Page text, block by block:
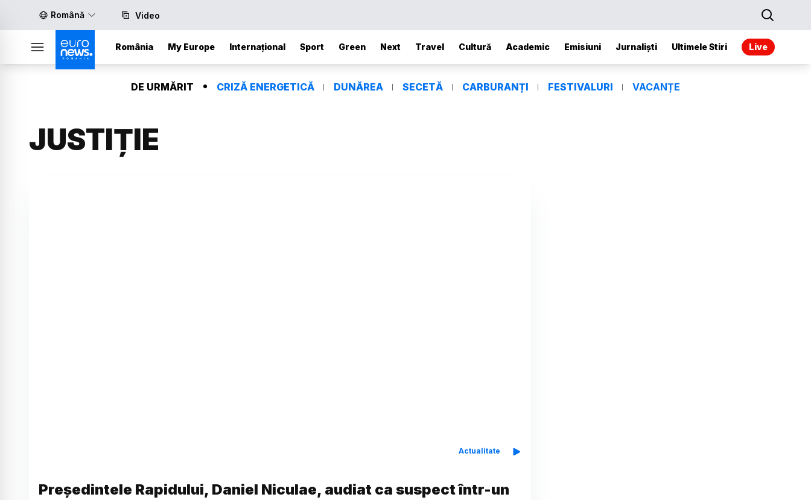
Română Video
România My Europe Internațional Sport Green Next Travel Cultură Academic Emisiuni Jurnaliști Ultimele Stiri Live
DE URMĂRIT CRIZĂ ENERGETICĂ DUNĂREA SECETĂ CARBURANȚI FESTIVALURI VACANȚE
JUSTIȚIE
Actualitate
Președintele Rapidului, Daniel Niculae, audiat ca suspect într-un